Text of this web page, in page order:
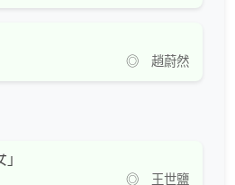
◎ 趙蔚然
◎ 王世鹽